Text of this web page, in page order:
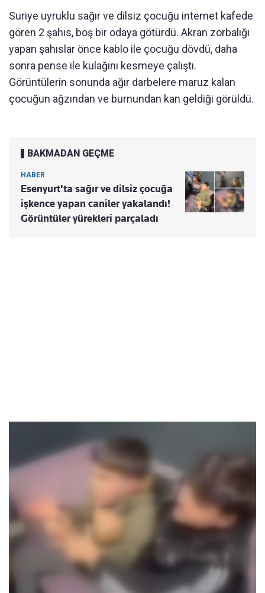
Suriye uyruklu sağır ve dilsiz çocuğu internet kafede
gören 2 şahıs, boş bir odaya götürdü. Akran zorbalığı
yapan şahıslar önce kablo ile çocuğu dövdü, daha
sonra pense ile kulağını kesmeye çalıştı.
Görüntülerin sonunda ağır darbelere maruz kalan
çocuğun ağzından ve burnundan kan geldiği görüldü.
BAKMADAN GEÇME
HABER
Esenyurt'ta sağır ve dilsiz çocuğa
işkence yapan caniler yakalandı!
Görüntüler yürekleri parçaladı